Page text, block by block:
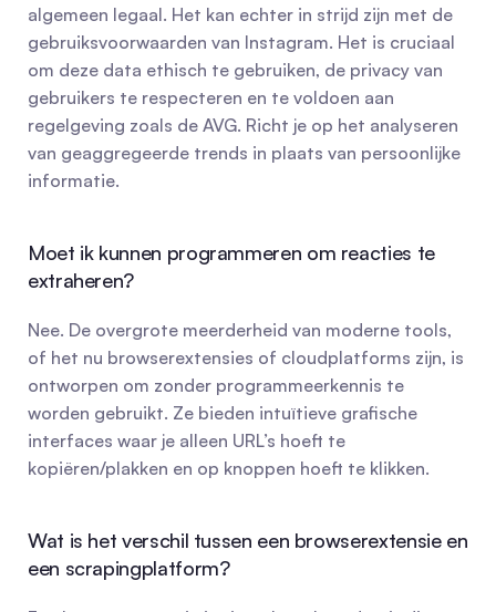
algemeen legaal. Het kan echter in strijd zijn met de
gebruiksvoorwaarden van Instagram. Het is cruciaal
om deze data ethisch te gebruiken, de privacy van
gebruikers te respecteren en te voldoen aan
regelgeving zoals de AVG. Richt je op het analyseren
van geaggregeerde trends in plaats van persoonlijke
informatie.
Moet ik kunnen programmeren om reacties te
extraheren?
Nee. De overgrote meerderheid van moderne tools,
of het nu browserextensies of cloudplatforms zijn, is
ontworpen om zonder programmeerkennis te
worden gebruikt. Ze bieden intuïtieve grafische
interfaces waar je alleen URL’s hoeft te
kopiëren/plakken en op knoppen hoeft te klikken.
Wat is het verschil tussen een browserextensie en
een scrapingplatform?